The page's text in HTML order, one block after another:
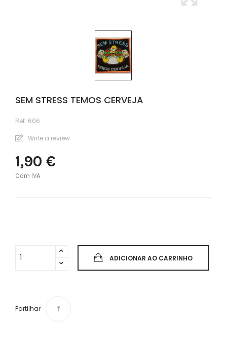
SEM STRESS TEMOS CERVEJA
Ref: 606
Write a review
1,90 €
Com IVA
ADICIONAR AO CARRINHO
Partilhar